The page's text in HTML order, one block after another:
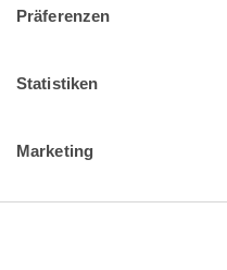
Präferenzen
Statistiken
Marketing
der Kläger Gelegenheit
Vorinstanzen nicht weiter
Soweit sich der
unbegründet erweisen
Zahlungsantrag ein nur
Obsiegens gestellter